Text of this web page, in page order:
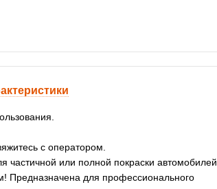
с оператором.
или полной покраски автомобилей,
Предназначена для профессионального